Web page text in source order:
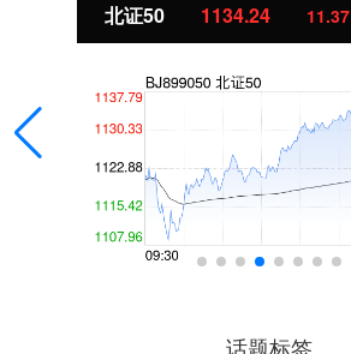
北证50 1134.24 11.37
话题标签